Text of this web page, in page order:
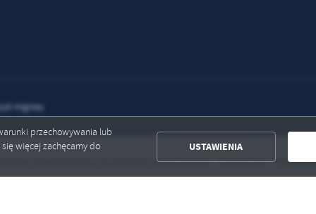
przechowywania lub
więcej zachęcamy do
USTAWIENIA
migowy
nieograniczony na sprzedaż nieruchomości - Żarska Wieś , Przesieczany